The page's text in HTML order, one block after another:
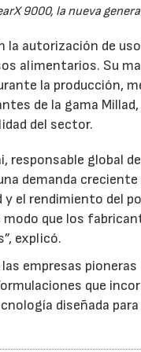
9000, la nueva
la autorización de
alimentarios. Su
la producción,
de la gama
del sector.
responsable global
demanda
y el rendimiento del
que los
explicó.
empresas
que
diseñada